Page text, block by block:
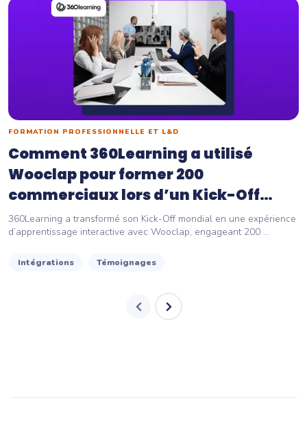
FORMATION PROFESSIONNELLE ET L&D
Comment 360Learning a utilisé
Wooclap pour former 200
commerciaux lors d’un Kick-Off
virtuel...
360Learning a transformé son Kick-Off mondial en une expérience
d’apprentissage interactive avec Wooclap, engageant 200 ...
Intégrations Témoignages